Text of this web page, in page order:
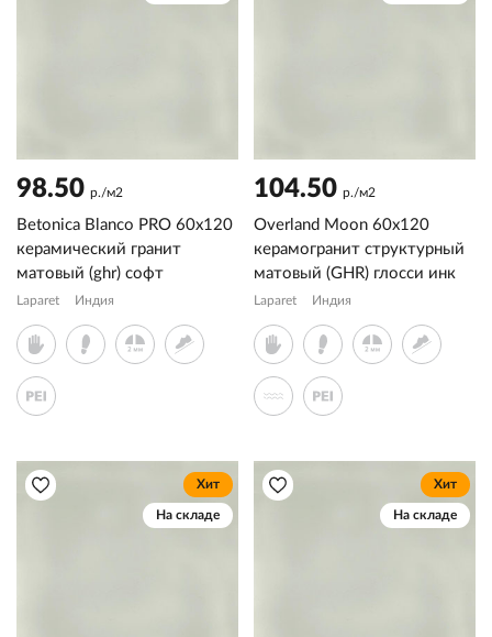
98.50 р./м2
Betonica Blanco PRO 60x120
керамический гранит
матовый (ghr) софт
Laparet Индия
104.50 р./м2
Overland Moon 60х120
керамогранит структурный
матовый (GHR) глосси инк
Laparet Индия
Хит
На складе
Хит
На складе